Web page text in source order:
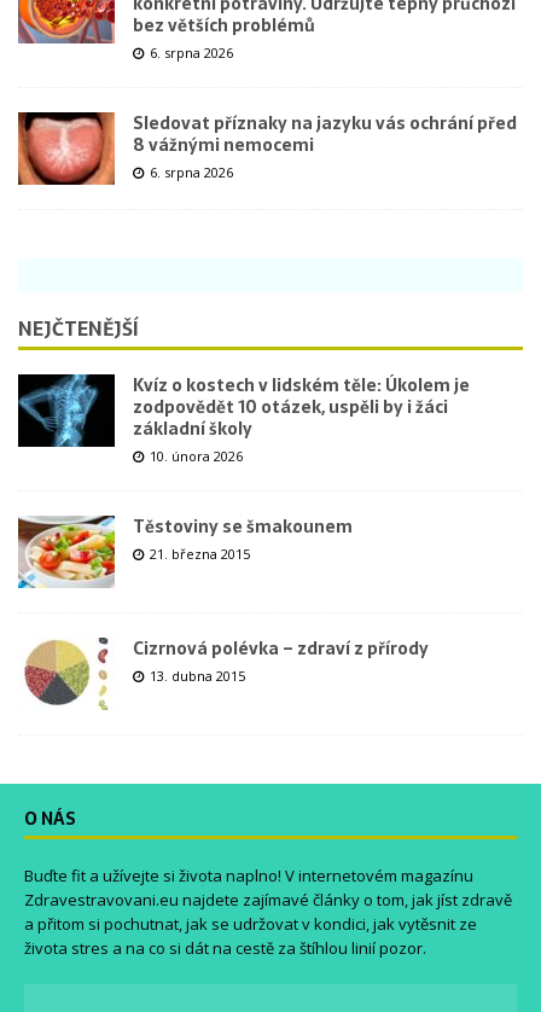
bez větších problémů
6. srpna 2026
Sledovat příznaky na jazyku vás ochrání před
8 vážnými nemocemi
6. srpna 2026
NEJČTENĚJŠÍ
Kvíz o kostech v lidském těle: Úkolem je
zodpovědět 10 otázek, uspěli by i žáci
základní školy
10. února 2026
Těstoviny se šmakounem
21. března 2015
Cizrnová polévka – zdraví z přírody
13. dubna 2015
O NÁS
Buďte fit a užívejte si života naplno! V internetovém magazínu
Zdravestravovani.eu najdete zajímavé články o tom, jak jíst zdravě
a přitom si pochutnat, jak se udržovat v kondici, jak vytěsnit ze
života stres a na co si dát na cestě za štíhlou linií pozor.